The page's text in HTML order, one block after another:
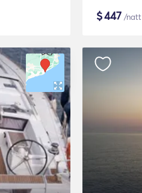
$447 /natt